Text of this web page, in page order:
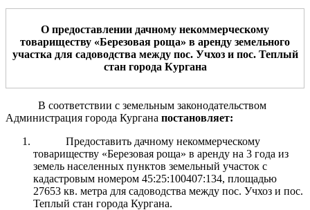
О предоставлении дачному некоммерческому
товариществу «Березовая роща» в аренду земельного
участка для садоводства между пос.Учхоз и пос. Теплый
стан города Кургана
В соответствии с земельным законодательством
Администрация города Кургана постановляет:
Предоставить дачному некоммерческому
товариществу «Березовая роща» в аренду на 3 года из
земель населенных пунктов земельный участок с
кадастровым номером 45:25:100407:134, площадью
27653 кв. метра для садоводства между пос. Учхоз и пос.
Теплый стан города Кургана.